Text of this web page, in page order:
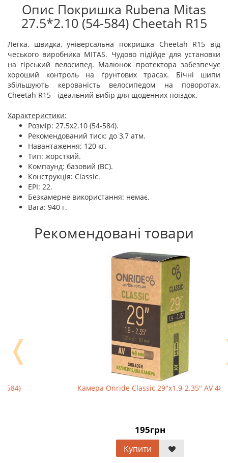
Опис Покришка Rubena Mitas
27.5*2.10 (54-584) Cheetah R15
Легка, швидка, універсальна покришка Cheetah R15 від
чеського виробника MITAS. Чудово підійде для установки
на гірський велосипед. Малюнок протектора забезпечує
хороший контроль на ґрунтових трасах. Бічні шипи
збільшують керованість велосипедом на поворотах.
Cheetah R15 - ідеальний вибір для щоденних поїздок.
Характеристики:
Розмір: 27.5x2.10 (54-584).
Рекомендований тиск: до 3,7 атм.
Навантаження: 120 кг.
Тип: жорсткий.
Компаунд: базовий (BC).
Конструкція: Classic.
EPI: 22.
Безкамерне використання: немає.
Вага: 940 г.
Рекомендовані товари
Камера Onride Classic 29"x1.9-2.35" AV 48
❬